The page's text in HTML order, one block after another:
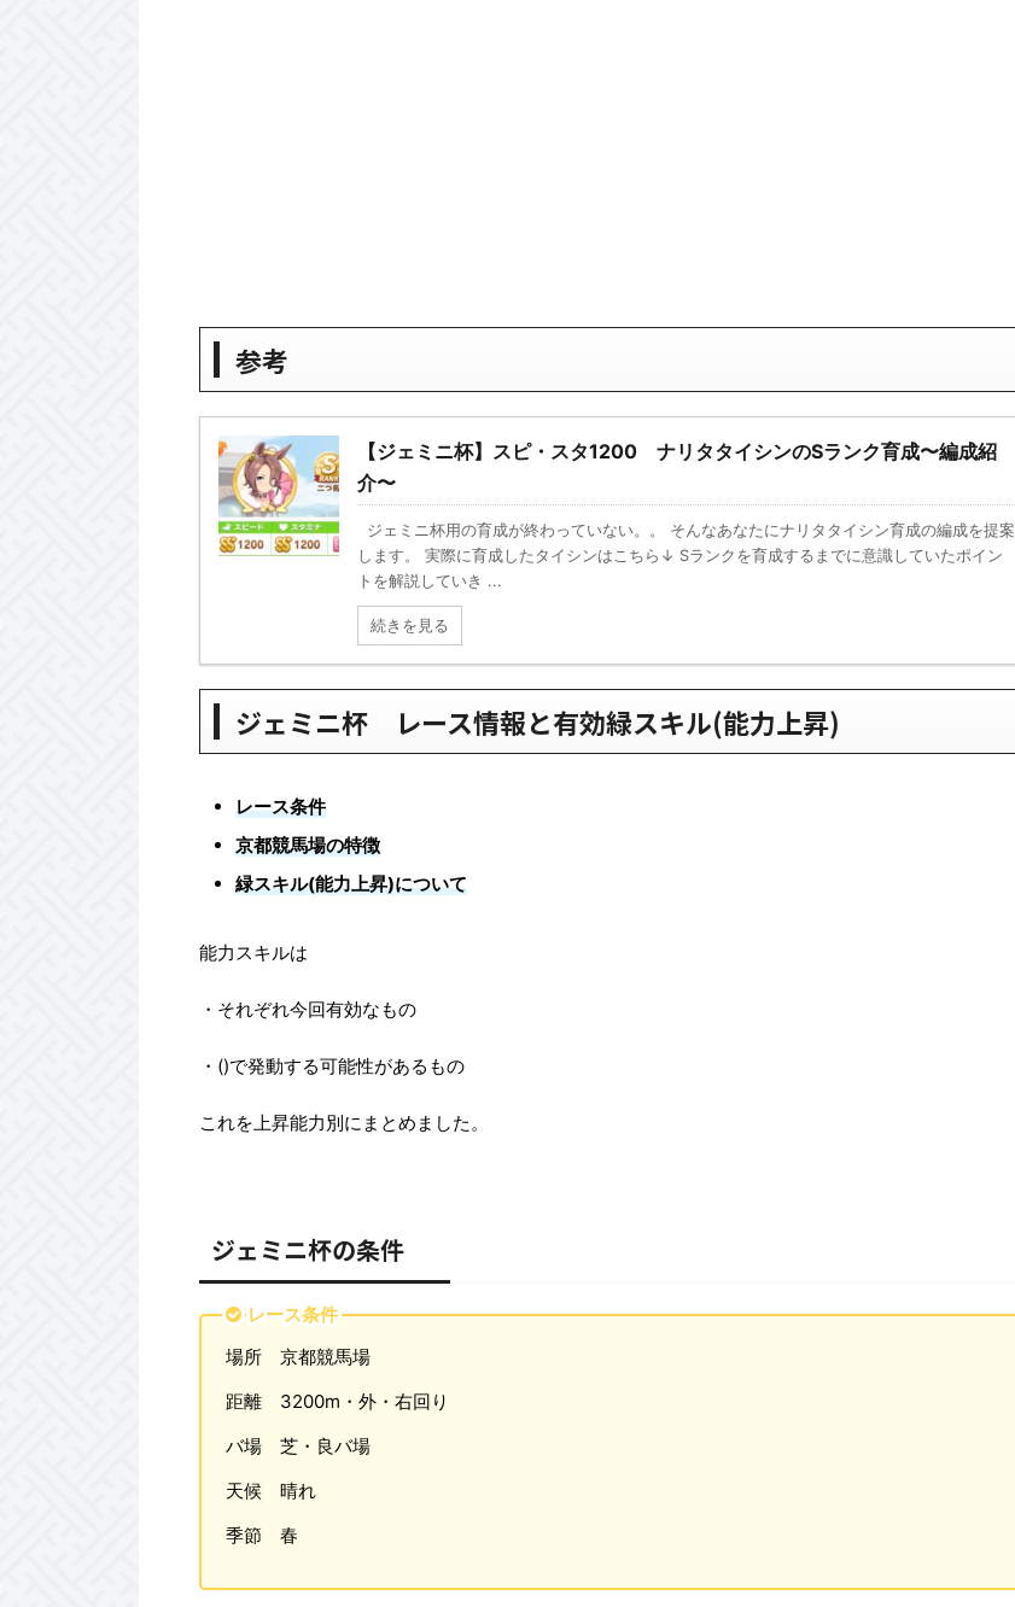
参考
【ジェミニ杯】スピ・スタ1200 ナリタタイシンのSランク育成〜編成紹
介〜
ジェミニ杯用の育成が終わっていない。。 そんなあなたにナリタタイシン育成の編成を提案
します。 実際に育成したタイシンはこちら↓ Sランクを育成するまでに意識していたポイン
トを解説していき ...
続きを見る
ジェミニ杯 レース情報と有効緑スキル(能力上昇)
レース条件
京都競馬場の特徴
緑スキル(能力上昇)について
能力スキルは
・それぞれ今回有効なもの
・()で発動する可能性があるもの
これを上昇能力別にまとめました。
ジェミニ杯の条件
レース条件
場所​ 京都競馬場
距離​ 3200m・外・右回り
バ場​ 芝・良バ場
天候​ 晴れ
季節​ 春